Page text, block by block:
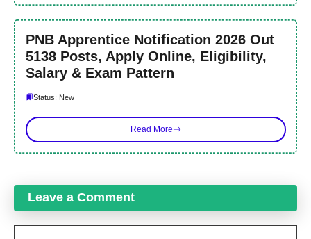
PNB Apprentice Notification 2026 Out
5138 Posts, Apply Online, Eligibility,
Salary & Exam Pattern
Status: New
Read More
Leave a Comment